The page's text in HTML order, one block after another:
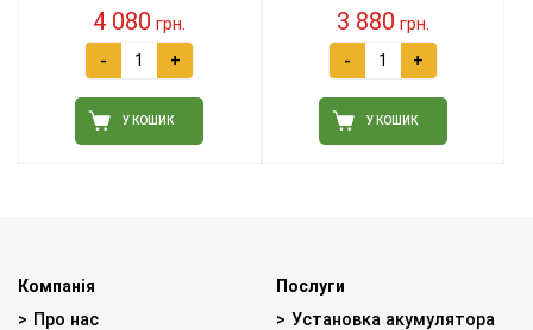
4 080 грн.
- +
У КОШИК
3 880 грн.
- +
У КОШИК
Компанія
Про нас
Послуги
Установка акумулятора